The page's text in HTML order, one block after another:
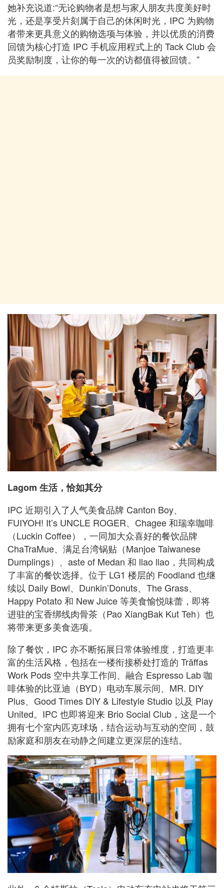
她补充说道:“无论购物者是想与家人朋友共度美好时
光，还是享受片刻属于自己的休闲时光，IPC 为购物
者带来更具意义的购物选项与体验，并以优质的消费
回馈为核心打造 IPC 手机应用程式上的 Tack Club 会
员奖励制度，让你的每一次的访都值得被回馈。”
Lagom 生活，恰如其分
IPC 近期引入了人气美食品牌 Canton Boy、
FUIYOH! It’s UNCLE ROGER、Chagee 和瑞幸咖啡
（Luckin Coffee），一同加大众喜好的餐饮品牌
ChaTraMue、满足台湾锅贴（Manjoe Taiwanese
Dumplings）、aste of Medan 和 llao llao，共同构成
了丰富的餐饮选择。位于 LG1 楼层的 Foodland 也继
续以 Daily Bowl、Dunkin’Donuts、The Grass、
Happy Potato 和 New Juice 等美食愉悦味蕾，即将
进驻的宝香绑线肉骨茶（Pao XiangBak Kut Teh）也
将带来更多美食选项。
除了餐饮，IPC 亦不断拓展日常体验维度，打造更丰
富的生活风格，包括在一楼衔接桥处打造的 Träffas
Work Pods 空中共享工作间、融合 Espresso Lab 咖
啡体验的比亚迪（BYD）电动车展示间、MR. DIY
Plus、Good Times DIY & Lifestyle Studio 以及 Play
United。IPC 也即将迎来 Brio Social Club，这是一个
拥有七个室内匹克球场，结合运动与互动的空间，鼓
励家庭和朋友在动静之间建立更深层的连结。